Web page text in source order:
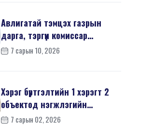
Авлигатай тэмцэх газрын
дарга, тэргүүн комиссар
З.Дашдаваагийн мэндчил...
7 сарын 10, 2026
Хэрэг бүртгэлтийн 1 хэрэгт 2
объектод нэгжлэгийн
ажиллагаа явуулав
7 сарын 02, 2026